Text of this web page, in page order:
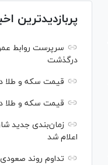
پربازدیدترین
سرپرست روابط
درگذشت
قیمت سکه و طلا در ۱۱ مرداد
قیمت سکه و طلا در ۱۰ مرداد
زمان‌بندی جدید
اعلام شد
تداوم روند